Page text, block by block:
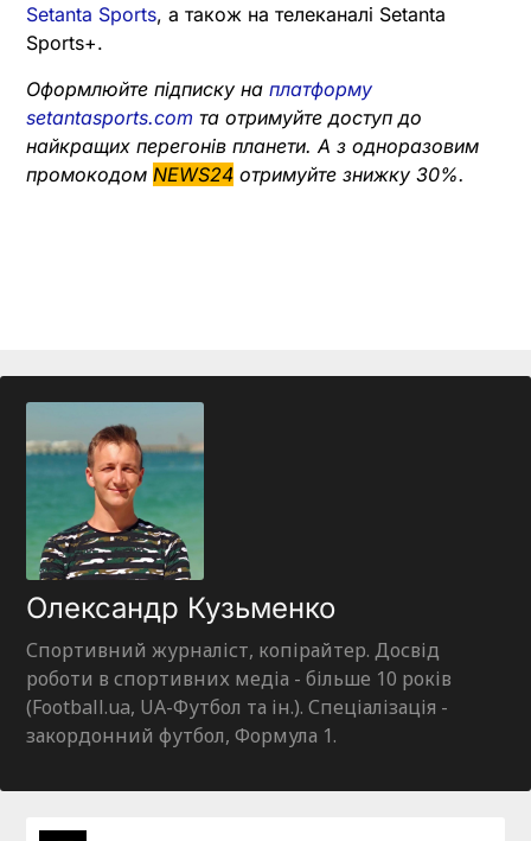
Setanta Sports, а також на телеканалі Setanta
Sports+.
Оформлюйте підписку на платформу
setantasports.com та отримуйте доступ до
найкращих перегонів планети. А з одноразовим
промокодом NEWS24 отримуйте знижку 30%.
Олександр Кузьменко
Спортивний журналіст, копірайтер. Досвід
роботи в спортивних медіа - більше 10 років
(Football.ua, UA-Футбол та ін.). Спеціалізація -
закордонний футбол, Формула 1.